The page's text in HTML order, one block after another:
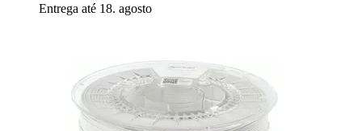
Entrega até 18. agosto